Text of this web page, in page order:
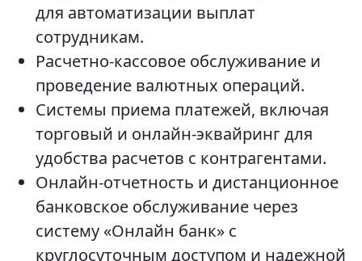
для автоматизации выплат
сотрудникам.
Расчетно-кассовое обслуживание и
проведение валютных операций.
Системы приема платежей, включая
торговый и онлайн-эквайринг для
удобства расчетов с контрагентами.
Онлайн-отчетность и дистанционное
банковское обслуживание через
систему «Онлайн банк» с
круглосуточным доступом и надежной